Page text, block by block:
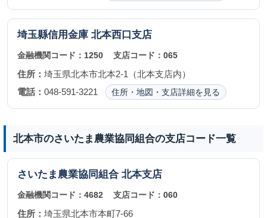
埼玉縣信用金庫 北本西口支店
金融機関コード： 1250 支店コード：065
住所： 埼玉県北本市北本2-1（北本支店内）
電話： 048-591-3221 住所・地図・支店詳細を見る
北本市のさいたま農業協同組合の支店コード一覧
さいたま農業協同組合 北本支店
金融機関コード： 4682 支店コード：060
住所： 埼玉県北本市本町7-66